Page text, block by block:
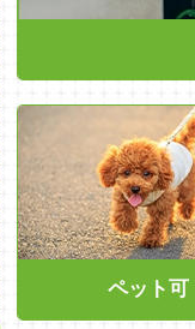
ペット可